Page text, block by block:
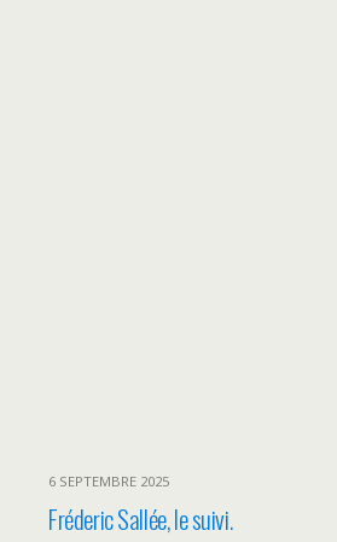
6 SEPTEMBRE 2025
Fréderic Sallée, le suivi.